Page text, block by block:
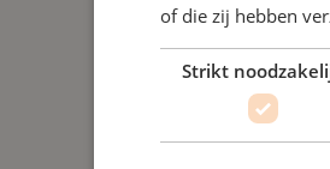
of die zij hebben
Strikt